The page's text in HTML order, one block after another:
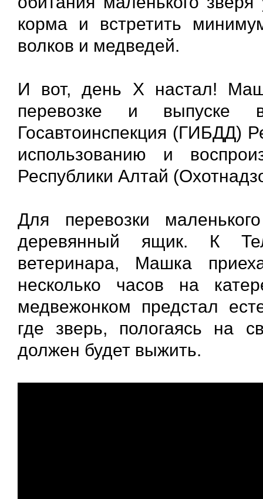
корма и встретить
волков и медведей.
И вот, день Х настал!
перевозке и выпуске
Госавтоинспекция (ГИБДД)
использованию и
Республики Алтай
Для перевозки
деревянный ящик. К
ветеринара, Машка
несколько часов на
медвежонком предстал
где зверь, пологаясь на
должен будет выжить.